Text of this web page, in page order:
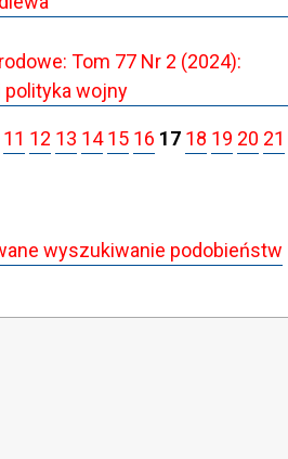
Tom 77 Nr 2 (2024):
polityka wojny
11 12 13 14 15 16 17 18 19 20 21
wyszukiwanie podobieństw